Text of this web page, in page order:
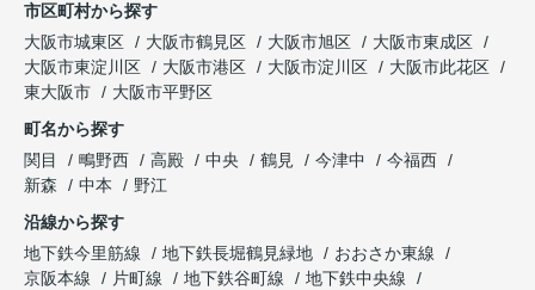
市区町村から探す
大阪市城東区
大阪市鶴見区 大阪市旭区
大阪市東成区
大阪市東淀川区
大阪市港区 大阪市淀川区
大阪市此花区
東大阪市
大阪市平野区
町名から探す
関目
鴫野西 高殿 中央 鶴見 今津中
今福西
新森
中本
野江
沿線から探す
地下鉄今里筋線
地下鉄長堀鶴見緑地
おおさか東線
京阪本線
片町線 地下鉄谷町線
地下鉄中央線